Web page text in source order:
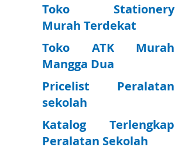
Add to Cart
A
D
D
A
D
Add to Cart
A
D
D
A
D
Toko Stationery
Murah Terdekat
Toko ATK Murah
Mangga Dua
Pricelist Peralatan
sekolah
Katalog Terlengkap
Peralatan Sekolah